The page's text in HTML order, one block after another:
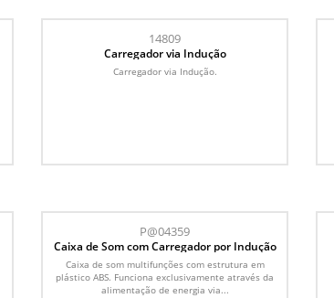
14809
Carregador via Indução
Carregador via Indução.
P@04359
Caixa de Som com Carregador por Indução
Caixa de som multifunções com estrutura em
plástico ABS. Funciona exclusivamente através da
alimentação de energia via...